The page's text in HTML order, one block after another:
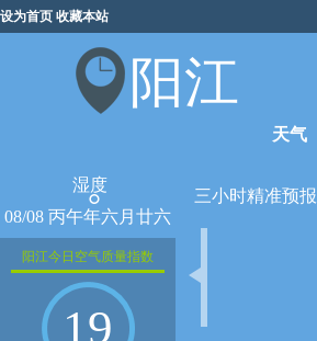
设为首页 收藏本站
阳江
天气
°
湿度
08/08 丙午年六月廿六
阳江今日空气质量指数
19
三小时精准预报